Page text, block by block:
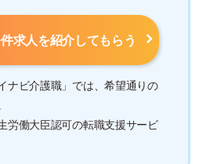
求人を紹介してもらう
ナビ介護職」では、希望通りの
労働大臣認可の転職支援サービ